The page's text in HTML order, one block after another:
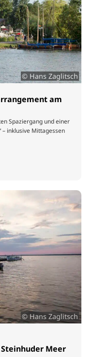
© Hans Zaglitsch
am
Spaziergang und einer
– inklusive Mittagessen
© Hans Zaglitsch
Meer